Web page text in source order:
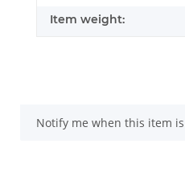
Item weight:
Notify me when this item